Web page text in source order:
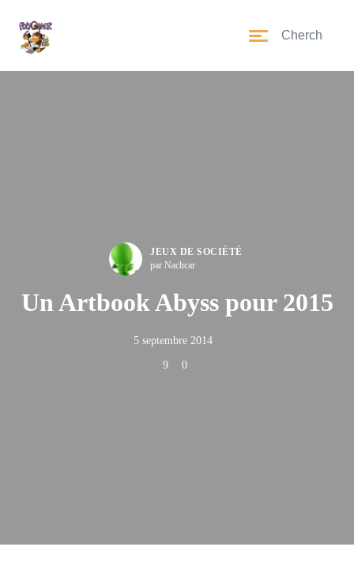
JEUX DE SOCIÉTÉ
par Nachcar
Un Artbook Abyss pour 2015
5 septembre 2014
9 0